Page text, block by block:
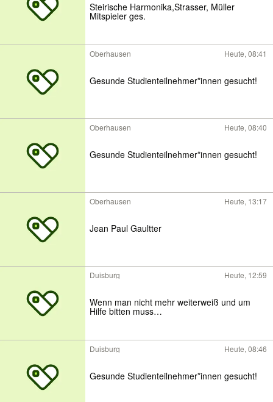
Steirische Harmonika,Strasser, Müller
Mitspieler ges.
Oberhausen Heute, 08:41
Gesunde Studienteilnehmer*innen gesucht!
Oberhausen Heute, 08:40
Gesunde Studienteilnehmer*innen gesucht!
Oberhausen Heute, 13:17
Jean Paul Gaultter
Duisburg Heute, 12:59
Wenn man nicht mehr weiterweiß und um
Hilfe bitten muss…
Duisburg Heute, 08:46
Gesunde Studienteilnehmer*innen gesucht!